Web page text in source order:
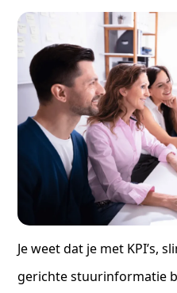
Je weet dat je met KPI’s,
gerichte stuurinformatie